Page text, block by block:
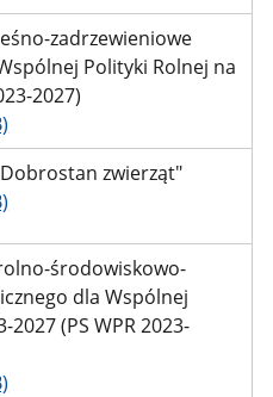
zadrzewieniowe
Polityki Rolnej na
2027)
zwierząt"
środowiskowo-
dla Wspólnej
(PS WPR 2023-